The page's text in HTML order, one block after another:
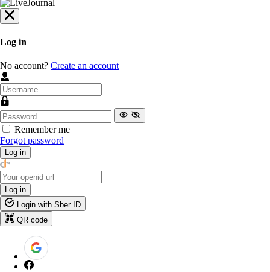
Log in
No account? Create an account
Remember me
Forgot password
Log in
Log in
Login with Sber ID
QR code